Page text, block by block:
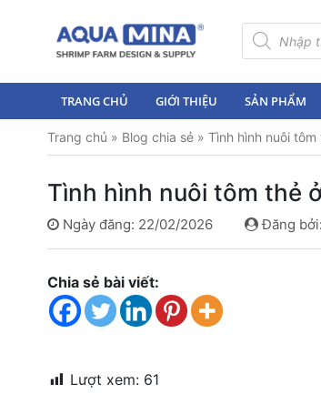
Tìm
kiếm
sản
TRANG CHỦ GIỚI THIỆU SẢN PHẨM
Trang chủ » Blog chia sẻ » Tình hình nuôi
Tình hình nuôi tôm thẻ
Ngày đăng: 22/02/2026 Đăng
Chia sẻ bài viết:
Lượt xem: 61